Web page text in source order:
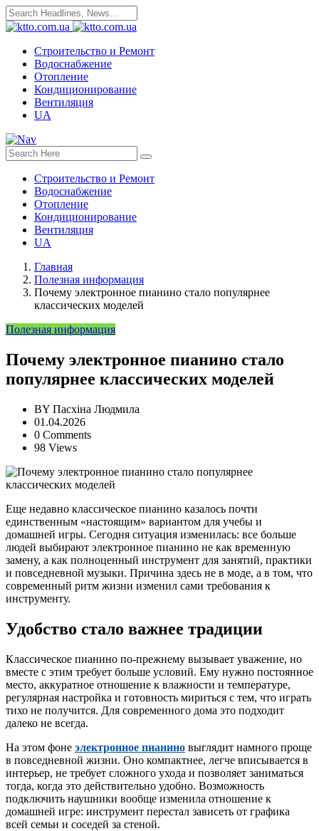
Строительство и Ремонт
Водоснабжение
Отопление
Кондиционирование
Вентиляция
UA
Строительство и Ремонт
Водоснабжение
Отопление
Кондиционирование
Вентиляция
UA
Главная
Полезная информация
Почему электронное пианино стало популярнее
классических моделей
Полезная информация
Почему электронное пианино стало
популярнее классических моделей
BY Пасхіна Людмила
01.04.2026
0 Comments
98 Views
Еще недавно классическое пианино казалось почти
единственным «настоящим» вариантом для учебы и
домашней игры. Сегодня ситуация изменилась: все больше
людей выбирают электронное пианино не как временную
замену, а как полноценный инструмент для занятий, практики
и повседневной музыки. Причина здесь не в моде, а в том, что
современный ритм жизни изменил сами требования к
инструменту.
Удобство стало важнее традиции
Классическое пианино по-прежнему вызывает уважение, но
вместе с этим требует больше условий. Ему нужно постоянное
место, аккуратное отношение к влажности и температуре,
регулярная настройка и готовность мириться с тем, что играть
тихо не получится. Для современного дома это подходит
далеко не всегда.
На этом фоне электронное пианино выглядит намного проще
в повседневной жизни. Оно компактнее, легче вписывается в
интерьер, не требует сложного ухода и позволяет заниматься
тогда, когда это действительно удобно. Возможность
подключить наушники вообще изменила отношение к
домашней игре: инструмент перестал зависеть от графика
всей семьи и соседей за стеной.